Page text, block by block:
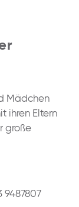
Mädchen
ihren Eltern
große
9487807